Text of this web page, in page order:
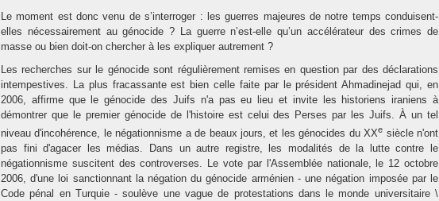
Le moment est donc venu de s’interroger : les guerres majeures de notre temps conduisent-
elles nécessairement au génocide ? La guerre n’est-elle qu’un accélérateur des crimes de
masse ou bien doit-on chercher à les expliquer autrement ?
Les recherches sur le génocide sont régulièrement remises en question par des déclarations
intempestives. La plus fracassante est bien celle faite par le président Ahmadinejad qui, en
2006, affirme que le génocide des Juifs n'a pas eu lieu et invite les historiens iraniens à
démontrer que le premier génocide de l'histoire est celui des Perses par les Juifs. À un tel
niveau d'incohérence, le négationnisme a de beaux jours, et les génocides du XXe siècle n'ont
pas fini d'agacer les médias. Dans un autre registre, les modalités de la lutte contre le
négationnisme suscitent des controverses. Le vote par l'Assemblée nationale, le 12 octobre
2006, d'une loi sanctionnant la négation du génocide arménien - une négation imposée par le
Code pénal en Turquie - soulève une vague de protestations dans le monde universitaire \